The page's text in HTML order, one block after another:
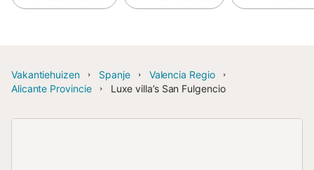
Vakantiehuizen Spanje
Valencia Regio
Alicante Provincie
Luxe villa’s San Fulgencio